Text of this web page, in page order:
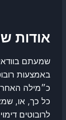
אודות
שמעתם
באמצעות
כ״מילה
כל כך, או,
לרובוטים